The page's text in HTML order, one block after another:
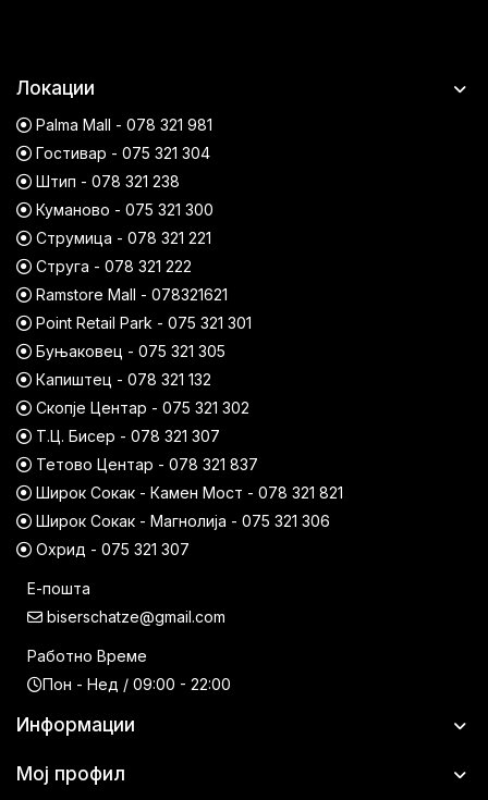
Локации
Palma Mall - 078 321 981
Гостивар - 075 321 304
Штип - 078 321 238
Куманово - 075 321 300
Струмица - 078 321 221
Струга - 078 321 222
Ramstore Mall - 078321621
Point Retail Park - 075 321 301
Буњаковец - 075 321 305
Капиштец - 078 321 132
Скопје Центар - 075 321 302
Т.Ц. Бисер - 078 321 307
Тетово Центар - 078 321 837
Широк Сокак - Камен Мост - 078 321 821
Широк Сокак - Магнолија - 075 321 306
Охрид - 075 321 307
Е-пошта
biserschatze@gmail.com
Работно Време
Пон - Нед / 09:00 - 22:00
Информации
Мој профил